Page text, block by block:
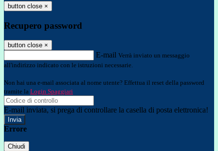
button close ×
Recupero password
button close ×
E-mail Verrà inviato un messaggio
all'indirizzo indicato con le istruzioni necessarie.
Non hai una e-mail associata al nome utente? Effettua il reset della password
tramite la Login Spaggiari
E-mail inviata, si prega di controllare la casella di posta elettronica!
Errore
Chiudi